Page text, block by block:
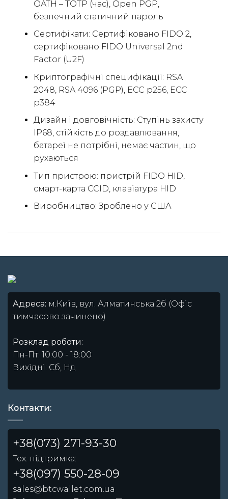
OATH – TOTP (час), Open PGP,
безпечний статичний пароль
Сертифікати: Сертифіковано FIDO 2,
сертифіковано FIDO Universal 2nd
Factor (U2F)
Криптографічні специфікації: RSA
2048, RSA 4096 (PGP), ECC p256, ECC
p384
Дизайн і довговічність: Ступінь захисту
IP68, стійкість до роздавлювання,
батареї не потрібні, немає частин, що
рухаються
Тип пристрою: пристрій FIDO HID,
смарт-карта CCID, клавіатура HID
Виробництво: Зроблено у США
Адреса: м.Київ, вул. Алматинська 2б (Офіс
тимчасово зачинено)
Розклад роботи:
Пн-Пт: 10:00 - 18:00
Вихідні: Сб, Нд
Контакти:
+38(073) 271-93-30
Тех. підтримка:
+38(097) 550-28-09
sales@btcwallet.com.ua